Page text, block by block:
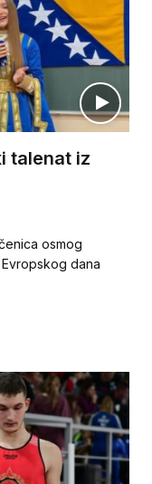
talenat iz
osmog
dana